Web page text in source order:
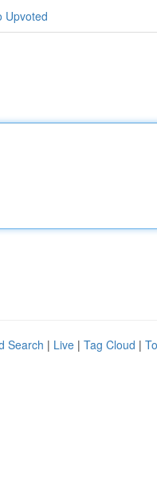
Upvoted
Search | Live | Tag Cloud |